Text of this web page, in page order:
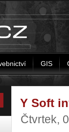
GIS
Y Soft
Čtvrtek,